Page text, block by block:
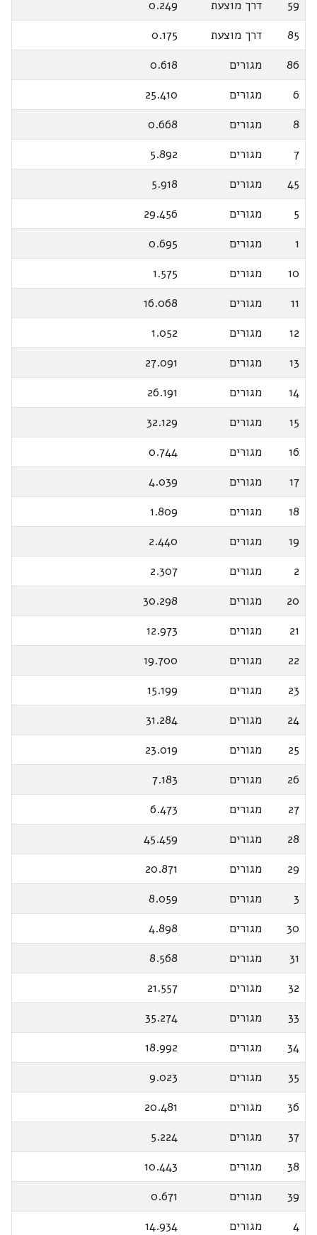
59 דרך מוצעת
0.249
85
דרך מוצעת
0.175
86
מגורים
0.618
6
מגורים
25.410
8
מגורים
0.668
7
מגורים
5.892
45
מגורים
5.918
5
מגורים
29.456
1
מגורים
0.695
10
מגורים
1.575
11
מגורים
16.068
12
מגורים
1.052
13
מגורים
27.091
14
מגורים
26.191
15
מגורים
32.129
16
מגורים
0.744
17
מגורים
4.039
18
מגורים
1.809
19
מגורים
2.440
2
מגורים
2.307
20
מגורים
30.298
21
מגורים
12.973
22
מגורים
19.700
23
מגורים
15.199
24
מגורים
31.284
25
מגורים
23.019
26
מגורים
7.183
27
מגורים
6.473
28
מגורים
45.459
29
מגורים
20.871
3
מגורים
8.059
30
מגורים
4.898
31
מגורים
8.568
32
מגורים
21.557
33
מגורים
35.274
34
מגורים
18.992
35
מגורים
9.023
36
מגורים
20.481
37
מגורים
5.224
38
מגורים
10.443
39
מגורים
0.671
4
מגורים
14.934